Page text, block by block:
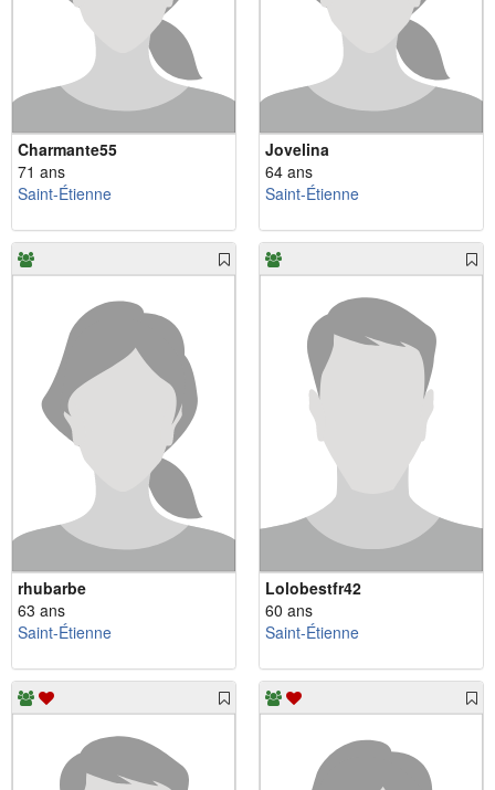
Charmante55
71 ans
Saint-Étienne
Jovelina
64 ans
Saint-Étienne
rhubarbe
63 ans
Saint-Étienne
Lolobestfr42
60 ans
Saint-Étienne